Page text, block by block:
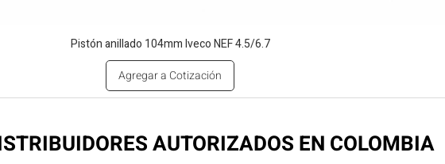
Pistón anillado 104mm Iveco NEF 4.5/6.7
Agregar a Cotización
AUTORIZADOS EN COLOMBIA